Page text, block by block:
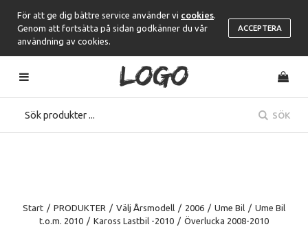
För att ge dig bättre service använder vi cookies
Genom att fortsätta på sidan godkänner du vår
användning av cookies.
ACCEPTERA
SÖK
Start / PRODUKTER / Välj Årsmodell / 2006 / Ume Bil / Ume Bil
t.o.m. 2010 / Kaross Lastbil -2010 / Överlucka 2008-2010